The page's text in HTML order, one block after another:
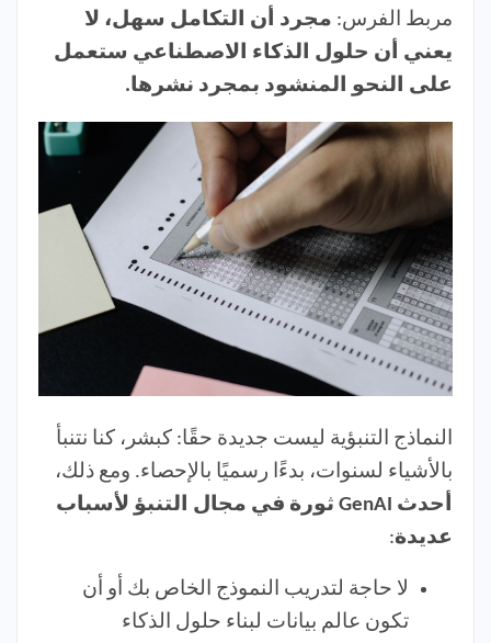
مربط الفرس: مجرد أن التكامل سهل، لا
يعني أن حلول الذكاء الاصطناعي ستعمل
على النحو المنشود بمجرد نشرها.
النماذج التنبؤية ليست جديدة حقًا: كبشر، كنا نتنبأ
بالأشياء لسنوات، بدءًا رسميًا بالإحصاء. ومع ذلك،
أحدث GenAI ثورة في مجال التنبؤ لأسباب
عديدة:
لا حاجة لتدريب النموذج الخاص بك أو أن
تكون عالم بيانات لبناء حلول الذكاء